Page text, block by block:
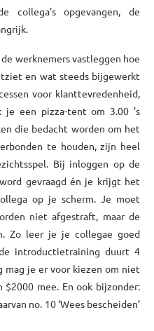
opgevangen, de
werknemers vastleggen hoe
en wat steeds bijgewerkt
voor klanttevredenheid,
een pizza-tent om 3.00 ’s
die bedacht worden om het
te houden, zijn heel
Bij inloggen op de
gevraagd én je krijgt het
op je scherm. Je moet
niet afgestraft, maar de
Zo leer je je collegae goed
introductietraining duurt 4
mag je er voor kiezen om niet
mee. En ook bijzonder:
no. 10 ‘Wees bescheiden’